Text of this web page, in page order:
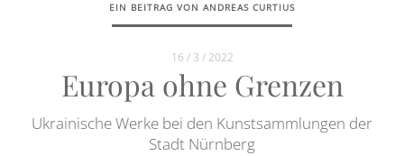
EIN BEITRAG VON ANDREAS CURTIUS
16 / 3 / 2022
Europa ohne Grenzen
Ukrainische Werke bei den Kunstsammlungen der
Stadt Nürnberg